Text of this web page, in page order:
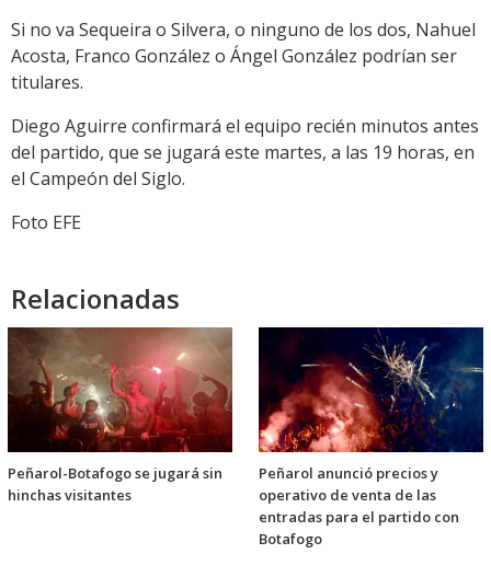
Si no va Sequeira o Silvera, o ninguno de los dos, Nahuel
Acosta, Franco González o Ángel González podrían ser
titulares.
Diego Aguirre confirmará el equipo recién minutos antes
del partido, que se jugará este martes, a las 19 horas, en
el Campeón del Siglo.
Foto EFE
Relacionadas
Peñarol-Botafogo se jugará sin
hinchas visitantes
Peñarol anunció precios y
operativo de venta de las
entradas para el partido con
Botafogo